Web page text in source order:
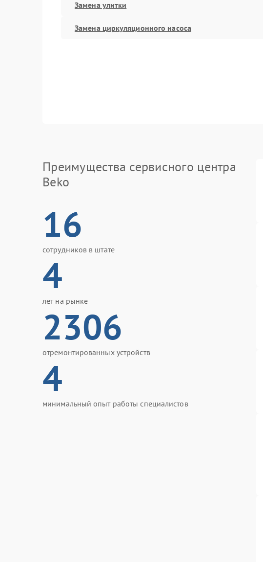
Замена улитки
Замена циркуляционного насоса
Преимущества сервисного центра
Beko
16
сотрудников в штате
4
лет на рынке
2306
отремонтированных устройств
4
минимальный опыт работы специалистов